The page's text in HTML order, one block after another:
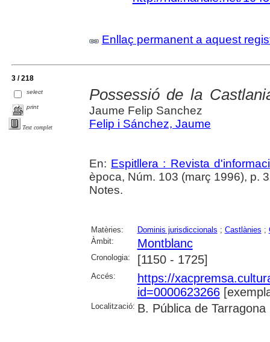
Enllaç permanent a aquest
3 / 218
select
print
Text complet
Possessió de la
Jaume Felip Sanchez
Felip i Sánchez, Jaume
En: Espitllera : Revista
època, Núm. 103 (març 1996), p.
Notes.
Matèries: Dominis jurisdiccionals ; Castlànies ;
Àmbit:
Montblanc
Cronologia: [1150 - 1725]
Accés:
https://
id=0000623266
Localització: B. Pública de Tarragona